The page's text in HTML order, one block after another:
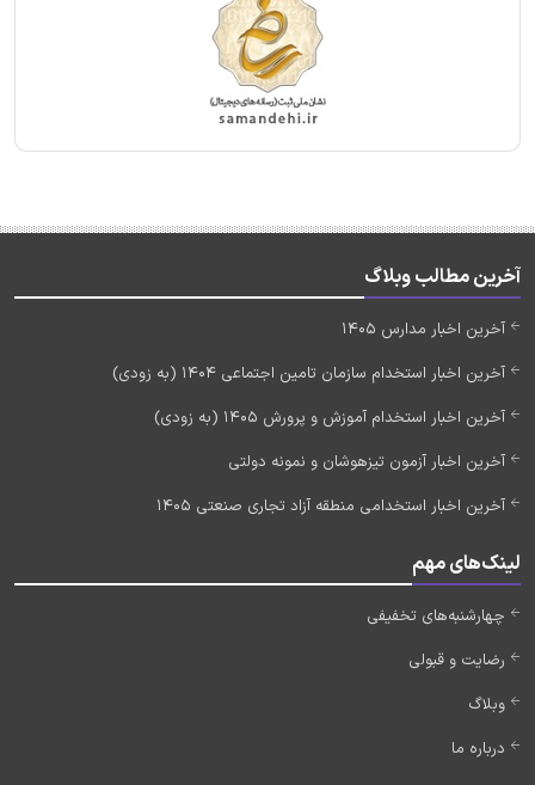
آخرین مطالب وبلاگ
آخرین اخبار مدارس 1405
آخرین اخبار استخدام سازمان تامین اجتماعی 1404 (به زودی)
آخرین اخبار استخدام آموزش و پرورش 1405 (به زودی)
آخرین اخبار آزمون تیزهوشان و نمونه دولتی
آخرین اخبار استخدامی منطقه آزاد تجاری صنعتی 1405
لینک‌های مهم
چهارشنبه‌های تخفیفی
رضایت و قبولی
وبلاگ
درباره ما